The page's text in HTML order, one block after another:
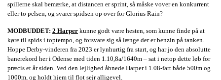
spillerne skal bemærke, at distancen er sprint, så måske vover en konkurrent
eller to pelsen, og svarer spidsen op over for Glorius Rain?
MODBUDDET: 2 Harper kunne godt være hesten, som kunne finde på at
køre til spids i toptempo, og forsvare sig så længe der er benzin på tanken.
Hoppe Derby-vinderen fra 2023 er lynhurtig fra start, og har jo den absolutte
banerekord her i Odense med tiden 1.10,8a/1640m – sat i netop dette løb for
præcis et år siden. Ved den lejlighed åbnede Harper i 1.08-fart både 500m og
1000m, og holdt hjem til flot sejr alligevel.